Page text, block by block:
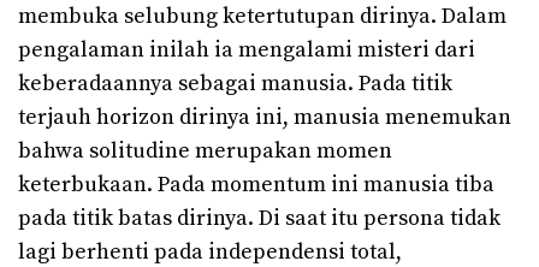
membuka selubung ketertutupan dirinya. Dalam
pengalaman inilah ia mengalami misteri dari
keberadaannya sebagai manusia. Pada titik
terjauh horizon dirinya ini, manusia menemukan
bahwa solitudine merupakan momen
keterbukaan. Pada momentum ini manusia tiba
pada titik batas dirinya. Di saat itu persona tidak
lagi berhenti pada independensi total,